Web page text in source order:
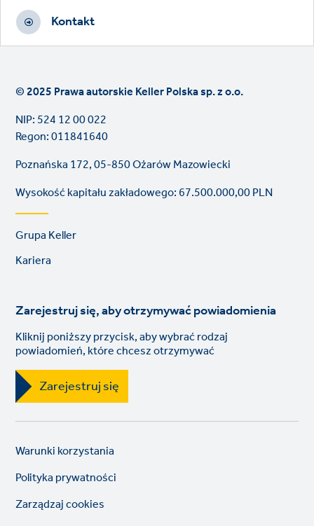
Kontakt
© 2025 Prawa autorskie Keller Polska sp. z o.o.
NIP: 524 12 00 022
Regon: 011841640
Poznańska 172, 05-850 Ożarów Mazowiecki
Wysokość kapitału zakładowego: 67.500.000,00 PLN
Footer
links
Grupa Keller
Kariera
Zarejestruj się, aby otrzymywać powiadomienia
Kliknij poniższy przycisk, aby wybrać rodzaj
powiadomień, które chcesz otrzymywać
Zarejestruj się
Legal
links
Warunki korzystania
Polityka prywatności
Zarządzaj cookies